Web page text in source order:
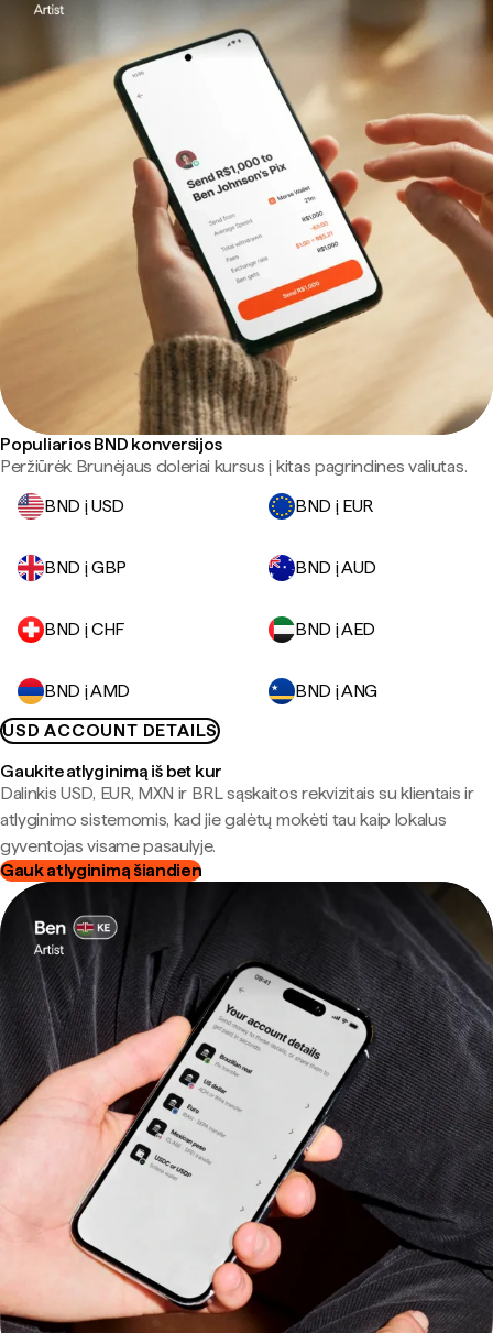
Populiarios BND konversijos
Peržiūrėk Brunėjaus doleriai kursus į kitas pagrindines valiutas.
BND į USD
BND į EUR
BND į GBP BND į AUD
BND į CHF BND į AED
BND į AMD
BND į ANG
USD ACCOUNT DETAILS
Gaukite atlyginimą iš bet kur
Dalinkis USD, EUR, MXN ir BRL sąskaitos rekvizitais su klientais ir
atlyginimo sistemomis, kad jie galėtų mokėti tau kaip lokalus
gyventojas visame pasaulyje.
Gauk atlyginimą šiandien